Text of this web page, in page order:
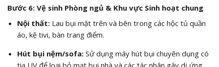
Bước 6: Vệ sinh Phòng ngủ & Khu vực Sinh hoạt chung
Nội thất:Lau bụi mặt trên và bên trong các hộc tủ quần
áo, kệ tivi, bàn trang điểm.
Hút bụi nệm/sofa:Sử dụng máy hút bụi chuyên dụng có
tia UV để loại bỏ mạt bụi nhà và các tác nhân gây dị ứng